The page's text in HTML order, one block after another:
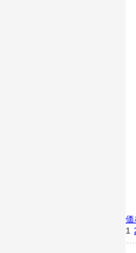
価
1